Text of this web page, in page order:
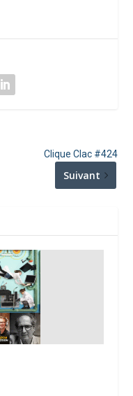
Clique Clac #424
Suivant